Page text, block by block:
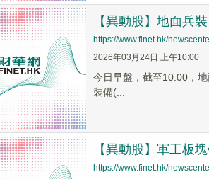
【異動股】地面兵
https://www.finet.hk/
2026年03月24日 上午10:00
今日早盤，截至10:00，
裝備(...
【異動股】軍工板
https://www.finet.hk/